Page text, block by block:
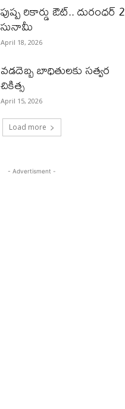
పుష్ప రికార్డు ఔట్‌.. దురంధ‌ర్ 2
సునామీ
April 18, 2026
వడదెబ్బ బాధితులకు సత్వర
చికిత్స
April 15, 2026
Load more
- Advertisment -